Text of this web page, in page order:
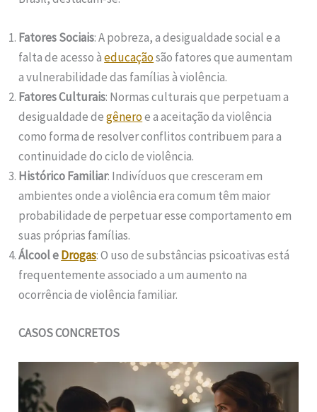
Fatores Sociais: A pobreza, a desigualdade social e a
falta de acesso àeducaçãosão fatores que aumentam
a vulnerabilidade das famílias à violência.
Fatores Culturais: Normas culturais que perpetuam a
desigualdade degêneroe a aceitação da violência
como forma de resolver conflitos contribuem para a
continuidade do ciclo de violência.
Histórico Familiar: Indivíduos que cresceram em
ambientes onde a violência era comum têm maior
probabilidade de perpetuar esse comportamento em
suas próprias famílias.
Álcool eDrogas: O uso de substâncias psicoativas está
frequentemente associado a um aumento na
ocorrência de violência familiar.
CASOS CONCRETOS